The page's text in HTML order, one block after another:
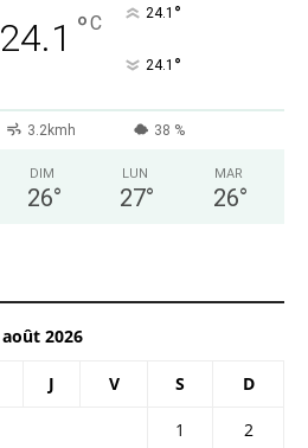
24.1 °C 24.1 °
24.1 °
3.2kmh 38 %
DIM
26°
LUN
27°
MAR
26°
août 2026
J V S D
1
2